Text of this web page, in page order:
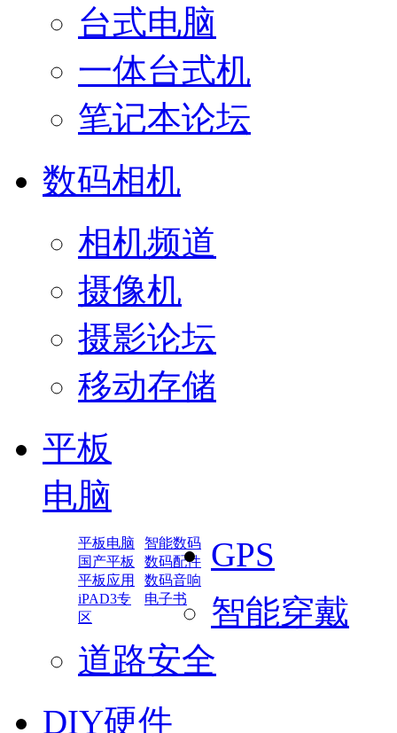
台式电脑
一体台式机
笔记本论坛
数码相机
相机频道
摄像机
摄影论坛
移动存储
平板
电脑
平板电脑
智能数码
国产平板
数码配件
平板应用
数码音响
iPAD3专
区
电子书
GPS
智能穿戴
道路安全
DIY硬件